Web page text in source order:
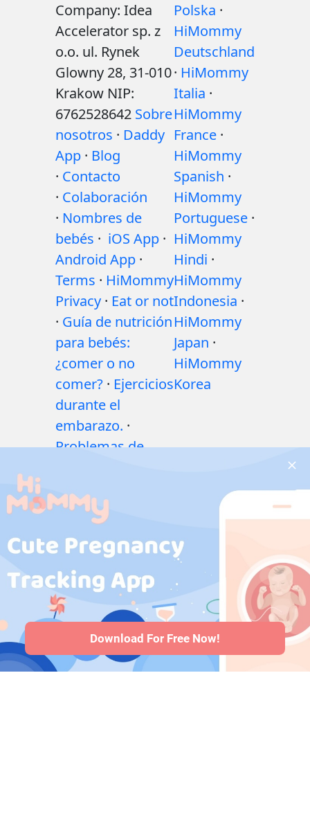
Company: Idea
Accelerator sp. z
o.o. ul. Rynek
Glowny 28, 31-010
Krakow NIP:
6762528642 Sobre
nosotros · Daddy
App · Blog
· Contacto
· Colaboración
· Nombres de
bebés · iOS App ·
Android App ·
Terms · HiMommy
Privacy · Eat or not
· Guía de nutrición
para bebés:
¿comer o no
comer? · Ejercicios
durante el
embarazo. ·
Problemas de
Medicamentos
durante el
embarazo·
Problemas de
salud del bebé·
Articles ·Politica
editorial
Polska ·
HiMommy
Deutschland
· HiMommy
Italia ·
HiMommy
France ·
HiMommy
Spanish ·
HiMommy
Portuguese ·
HiMommy
Hindi ·
HiMommy
Indonesia ·
HiMommy
Japan ·
HiMommy
Korea
Download For Free Now!